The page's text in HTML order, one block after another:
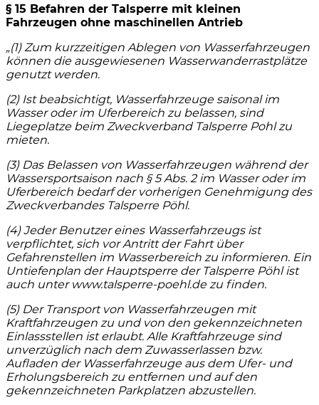
§ 15 Befahren der Talsperre mit kleinen
Fahrzeugen ohne maschinellen Antrieb
„(1) Zum kurzzeitigen Ablegen von Wasserfahrzeugen
können die ausgewiesenen Wasserwanderrastplätze
genutzt werden.
(2) Ist beabsichtigt, Wasserfahrzeuge saisonal im
Wasser oder im Uferbereich zu belassen, sind
Liegeplatze beim Zweckverband Talsperre Pohl zu
mieten.
(3) Das Belassen von Wasserfahrzeugen während der
Wassersportsaison nach § 5 Abs. 2 im Wasser oder im
Uferbereich bedarf der vorherigen Genehmigung des
Zweckverbandes Talsperre Pöhl.
(4) Jeder Benutzer eines Wasserfahrzeugs ist
verpflichtet, sich vor Antritt der Fahrt über
Gefahrenstellen im Wasserbereich zu informieren. Ein
Untiefenplan der Hauptsperre der Talsperre Pöhl ist
auch unter www.talsperre-poehl.de zu finden.
(5) Der Transport von Wasserfahrzeugen mit
Kraftfahrzeugen zu und von den gekennzeichneten
Einlassstellen ist erlaubt. Alle Kraftfahrzeuge sind
unverzüglich nach dem Zuwasserlassen bzw.
Aufladen der Wasserfahrzeuge aus dem Ufer- und
Erholungsbereich zu entfernen und auf den
gekennzeichneten Parkplatzen abzustellen.